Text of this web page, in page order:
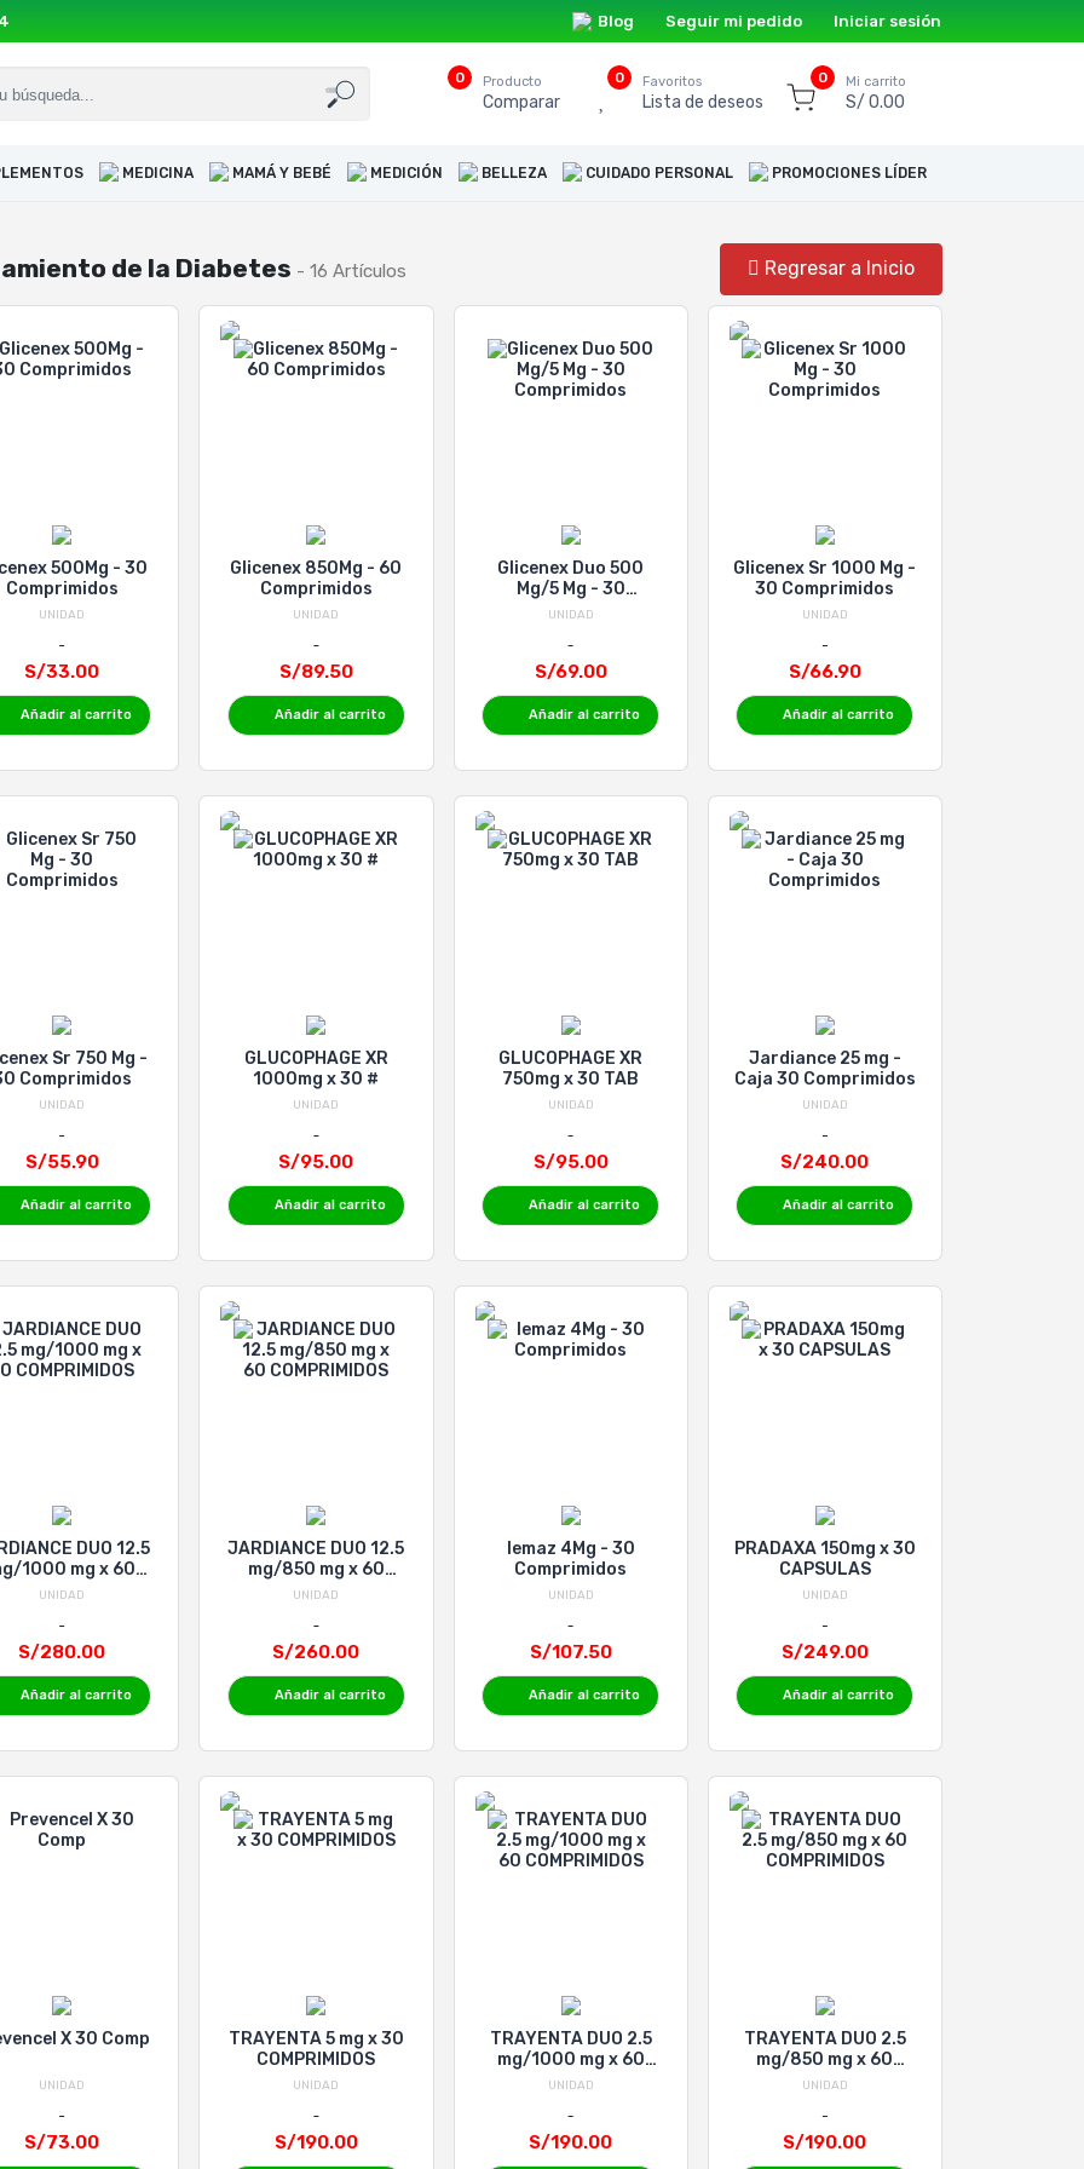
Blog Seguir mi pedido Iniciar sesión
0 Producto
Comparar
0 Favoritos
Lista de deseos
0 Mi carrito
S/ 0.00
MEDICINA MAMÁ Y BEBÉ MEDICIÓN BELLEZA CUIDADO PERSONAL PROMOCIONES LÍDER
de la Diabetes - 16 Artículos Regresar a Inicio
500Mg - 30
Comprimidos
UNIDAD
S/33.00
Añadir al carrito
Glicenex 850Mg - 60
Comprimidos
UNIDAD
S/89.50
Añadir al carrito
Glicenex Duo 500
Mg/5 Mg - 30
Comprimidos
UNIDAD
S/69.00
Añadir al carrito
Glicenex Sr 1000 Mg -
30 Comprimidos
UNIDAD
S/66.90
Añadir al carrito
Sr 750 Mg -
Comprimidos
UNIDAD
S/55.90
Añadir al carrito
GLUCOPHAGE XR
1000mg x 30 #
UNIDAD
S/95.00
Añadir al carrito
GLUCOPHAGE XR
750mg x 30 TAB
UNIDAD
S/95.00
Añadir al carrito
Jardiance 25 mg -
Caja 30 Comprimidos
UNIDAD
S/240.00
Añadir al carrito
DUO 12.5
1000 mg x 60
COMPRIMIDOS
UNIDAD
S/280.00
Añadir al carrito
JARDIANCE DUO 12.5
mg/850 mg x 60
COMPRIMIDOS
UNIDAD
S/260.00
Añadir al carrito
lemaz 4Mg - 30
Comprimidos
UNIDAD
S/107.50
Añadir al carrito
PRADAXA 150mg x 30
CAPSULAS
UNIDAD
S/249.00
Añadir al carrito
X 30 Comp
UNIDAD
S/73.00
TRAYENTA 5 mg x 30
COMPRIMIDOS
UNIDAD
S/190.00
TRAYENTA DUO 2.5
mg/1000 mg x 60
COMPRIMIDOS
UNIDAD
S/190.00
TRAYENTA DUO 2.5
mg/850 mg x 60
COMPRIMIDOS
UNIDAD
S/190.00